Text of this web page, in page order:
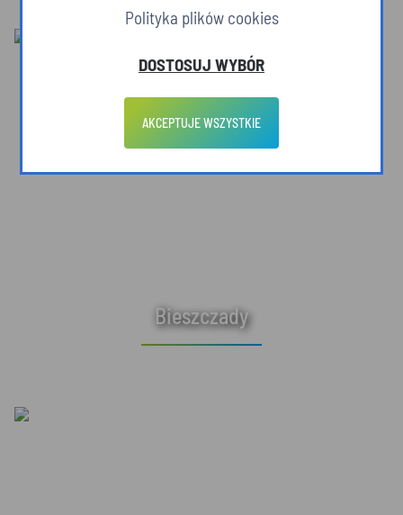
Bieszczady
Polityka plików cookies
DOSTOSUJ WYBÓR
AKCEPTUJE WSZYSTKIE